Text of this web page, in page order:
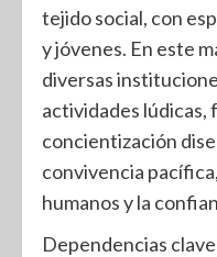
tejido social, con
y jóvenes. En este
diversas
actividades lúdicas,
concientización
convivencia
humanos y la
Dependencias